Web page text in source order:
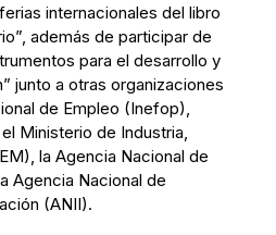
internacionales del libro
además de participar de
para el desarrollo y
junto a otras organizaciones
de Empleo (Inefop),
Ministerio de Industria,
la Agencia Nacional de
Agencia Nacional de
(ANII).